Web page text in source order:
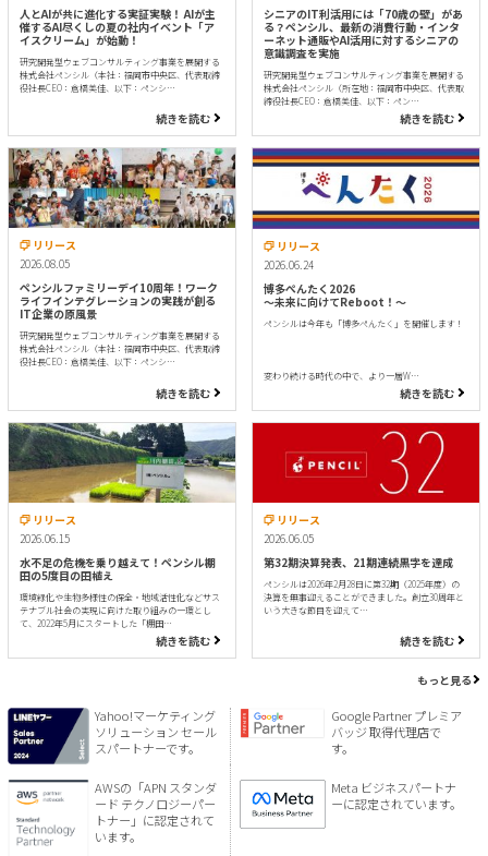
人とAIが共に進化する実証実験！ AIが主
催するAI尽くしの夏の社内イベント「ア
イスクリーム」が始動！
研究開発型ウェブコンサルティング事業を展開する
株式会社ペンシル（本社：福岡市中央区、代表取締
役社長CEO：倉橋美佳、以下：ペンシ…
続きを読む
シニアのIT利活用には「70歳の壁」があ
る？ペンシル、最新の消費行動・インタ
ーネット通販やAI活用に対するシニアの
意識調査を実施
研究開発型ウェブコンサルティング事業を展開する
株式会社ペンシル（所在地：福岡市中央区、代表取
締役社長CEO：倉橋美佳、以下：ペン…
続きを読む
リリース
2026.08.05
ペンシルファミリーデイ10周年！ワーク
ライフインテグレーションの実践が創る
IT企業の原風景
研究開発型ウェブコンサルティング事業を展開する
株式会社ペンシル（本社：福岡市中央区、代表取締
役社長CEO：倉橋美佳、以下：ペンシ…
続きを読む
リリース
2026.06.24
博多ぺんたく2026
〜未来に向けてReboot！〜
ペンシルは今年も「博多ぺんたく」を開催します！
変わり続ける時代の中で、より一層W…
続きを読む
リリース
2026.06.15
水不足の危機を乗り越えて！ペンシル棚
田の5度目の田植え
環境緑化や生物多様性の保全・地域活性化などサス
テナブル社会の実現に向けた取り組みの一環とし
て、2022年5月にスタートした「棚田…
続きを読む
リリース
2026.06.05
第32期決算発表、21期連続黒字を達成
ペンシルは2026年2月28日に第32期（2025年度）の
決算を無事迎えることができました。創立30周年と
いう大きな節目を迎えて…
続きを読む
もっと見る
Yahoo!マーケティング
ソリューション セール
スパートナーです。
Google Partner プレミア
バッジ 取得代理店で
す。
AWSの「APN スタンダ
ード テクノロジーパー
トナー」に認定されて
います。
Meta ビジネスパートナ
ーに認定されています。